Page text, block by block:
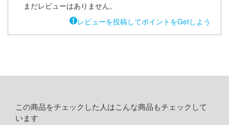
まだレビューはありません。
レビューを投稿してポイントをGetしよう
この商品をチェックした人はこんな商品もチェックして
います
パトレイバー